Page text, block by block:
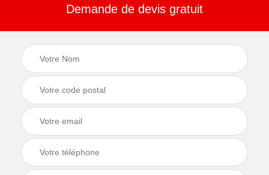
Demande de devis gratuit